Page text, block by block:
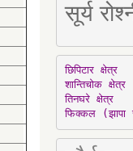
सूर्य
छिपिटार क्षेत्र
शान्तिचोक क्षेत्र
तिनघरे क्षेत्र
फिक्कल (झापा